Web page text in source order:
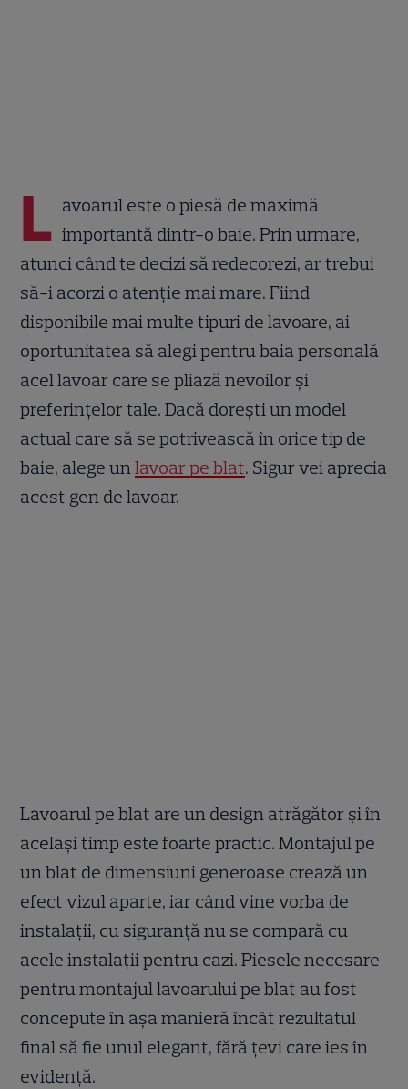
L avoarul este o piesă de maximă
importantă dintr-o baie. Prin urmare,
atunci când te decizi să redecorezi, ar trebui
să-i acorzi o atenție mai mare. Fiind
disponibile mai multe tipuri de lavoare, ai
oportunitatea să alegi pentru baia personală
acel lavoar care se pliază nevoilor și
preferințelor tale. Dacă dorești un model
actual care să se potrivească în orice tip de
baie, alege unlavoar pe blat. Sigur vei aprecia
acest gen de lavoar.
Lavoarul pe blat are un design atrăgător și în
același timp este foarte practic. Montajul pe
un blat de dimensiuni generoase crează un
efect vizul aparte, iar când vine vorba de
instalații, cu siguranță nu se compară cu
acele instalații pentru cazi. Piesele necesare
pentru montajul lavoarului pe blat au fost
concepute în așa manieră încât rezultatul
final să fie unul elegant, fără țevi care ies în
evidență.